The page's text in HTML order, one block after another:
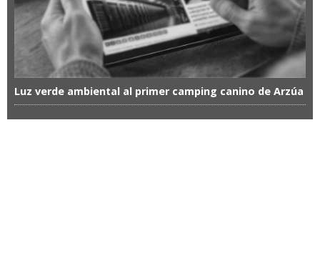
Luz verde ambiental al primer camping canino de Arzúa